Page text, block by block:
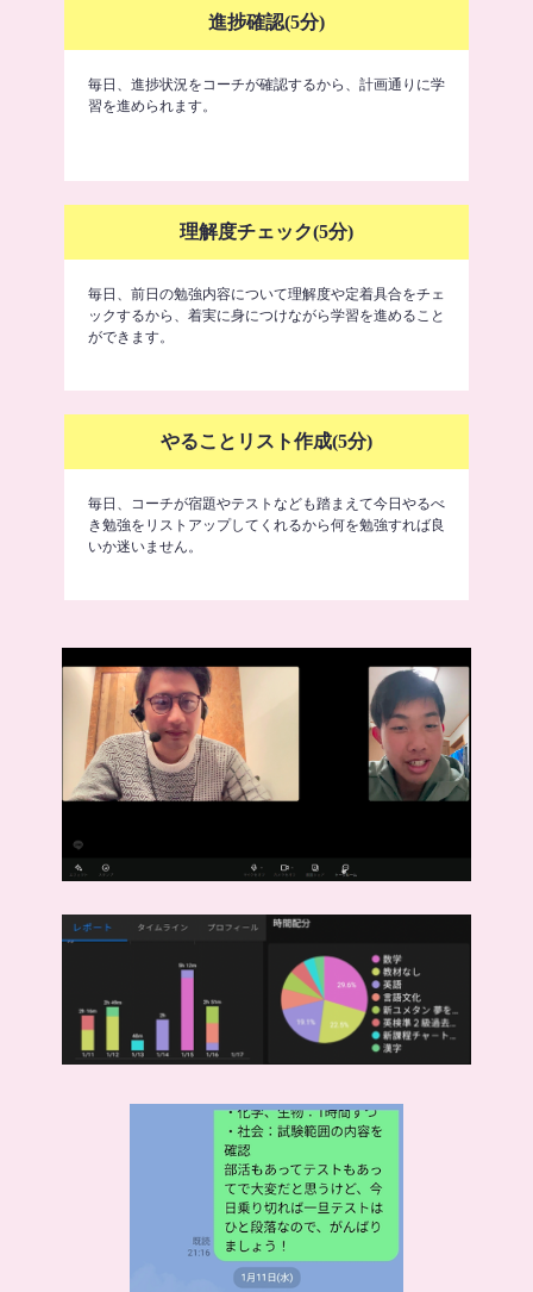
進捗確認(5分)
毎日、進捗状況をコーチが確認するから、計画通りに学
習を進められます。
理解度チェック(5分)
毎日、前日の勉強内容について理解度や定着具合をチェ
ックするから、着実に身につけながら学習を進めること
ができます。
やることリスト作成(5分)
毎日、コーチが宿題やテストなども踏まえて今日やるべ
き勉強をリストアップしてくれるから何を勉強すれば良
いか迷いません。